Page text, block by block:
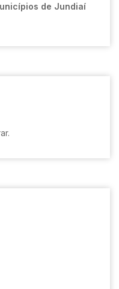
de Jundiaí